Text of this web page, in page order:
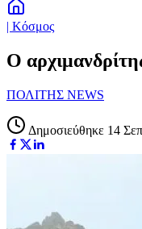
| Κόσμος
Ο
ΠΟΛΙΤΗΣ NEWS
Δημοσιεύθηκε 14